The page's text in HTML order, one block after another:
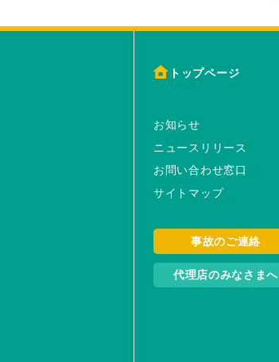
トップページ
お知らせ
ニュースリリース
お問い合わせ窓口
サイトマップ
事故のご連絡
代理店のみなさまへ